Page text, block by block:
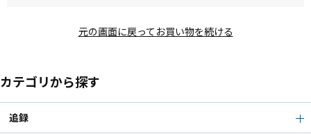
元の画面に戻ってお買い物を続ける
カテゴリから探す
追録